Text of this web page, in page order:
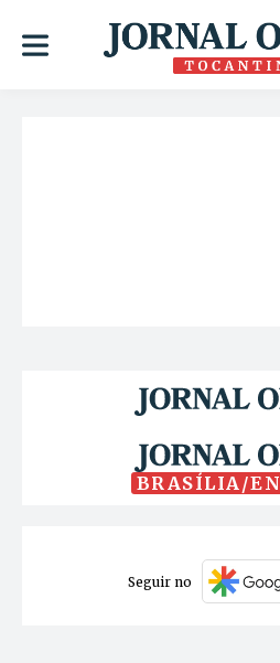
BRASÍLIA/
Seguir no